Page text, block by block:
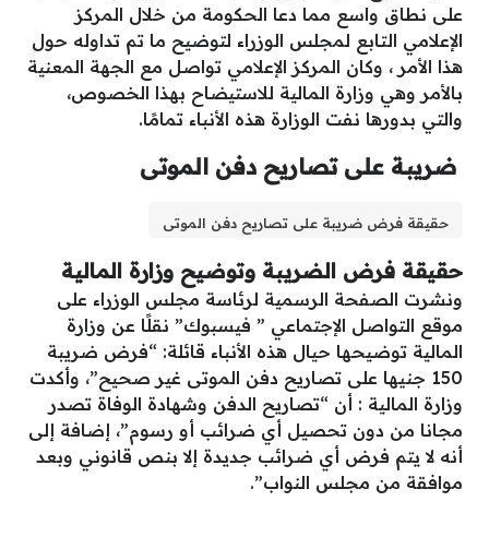
على نطاق واسع مما دعا الحكومة من خلال المركز
الإعلامي التابع لمجلس الوزراء لتوضيح ما تم تداوله حول
هذا الأمر ، وكان المركز الإعلامي تواصل مع الجهة المعنية
بالأمر وهي وزارة المالية للاستيضاح بهذا الخصوص،
والتي بدورها نفت الوزارة هذه الأنباء تمامًا.
ضريبة على تصاريح دفن الموتى
حقيقة فرض ضريبة على تصاريح دفن الموتى
حقيقة فرض الضريبة وتوضيح وزارة المالية
ونشرت الصفحة الرسمية لرئاسة مجلس الوزراء على
موقع التواصل الإجتماعي ” فيسبوك” نقلًا عن وزارة
المالية توضيحها حيال هذه الأنباء قائلة: “فرض ضريبة
150 جنيها على تصاريح دفن الموتى غير صحيح”، وأكدت
وزارة المالية : أن “تصاريح الدفن وشهادة الوفاة تصدر
مجانا من دون تحصيل أي ضرائب أو رسوم”، إضافة إلى
أنه لا يتم فرض أي ضرائب جديدة إلا بنص قانوني وبعد
موافقة من مجلس النواب”.